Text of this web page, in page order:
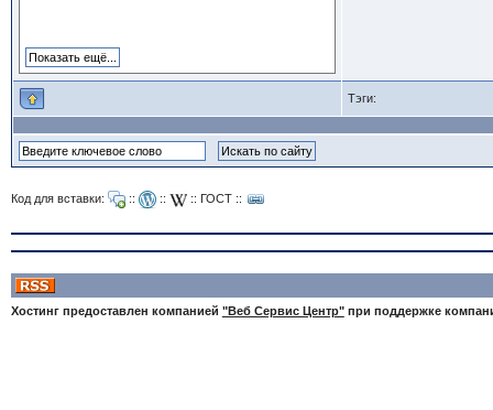
Тэги:
Код для вставки: :: :: :: ГОСТ::
Хостинг предоставлен компанией "Веб Сервис Центр"при поддержке